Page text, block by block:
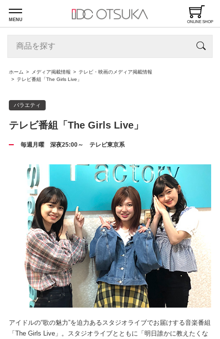
MENU ONLINE SHOP
ホーム メディア掲載情報
テレビ・映画のメディア掲載情報
テレビ番組「The Girls Live」
バラエティ
テレビ番組「The Girls Live」
毎週月曜 深夜25:00～ テレビ東京系
アイドルの“歌の魅力”を迫力あるスタジオライブでお届けする音楽番組
「The Girls Live」。スタジオライブとともに「明日誰かに教えたくな